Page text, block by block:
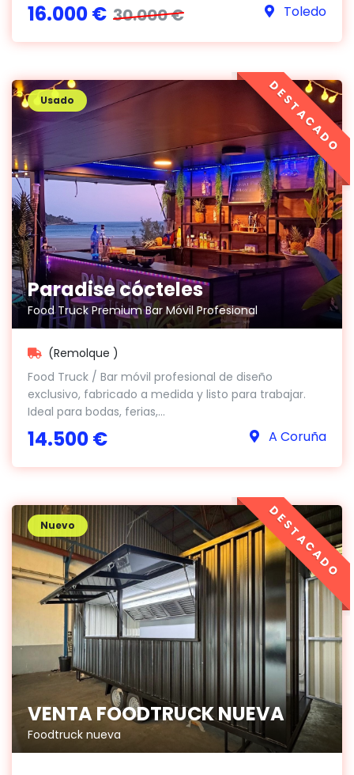
16.000 € 30.000 € Toledo
Paradise cócteles
Food Truck Premium Bar Móvil Profesional
Usado
(Remolque )
Food Truck / Bar móvil profesional de diseño
exclusivo, fabricado a medida y listo para trabajar.
Ideal para bodas, ferias,...
14.500 € A Coruña
DESTACADO
VENTA FOODTRUCK NUEVA
Foodtruck nueva
Nuevo DESTACADO